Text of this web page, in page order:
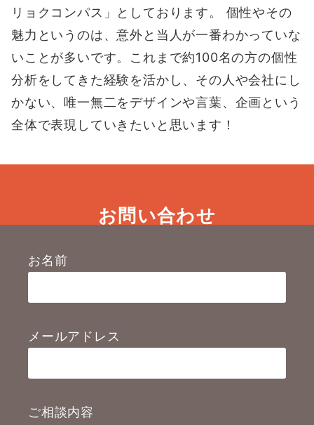
リョクコンパス」としております。 個性やその
魅力というのは、意外と当人が一番わかっていな
いことが多いです。これまで約100名の方の個性
分析をしてきた経験を活かし、その人や会社にし
かない、唯一無二をデザインや言葉、企画という
全体で表現していきたいと思います！
お問い合わせ
お名前
メールアドレス
ご相談内容